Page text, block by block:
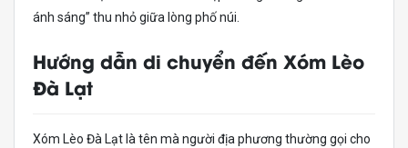
ánh sáng” thu nhỏ giữa lòng phố núi.
Hướng dẫn di chuyển đến Xóm Lèo
Đà Lạt
Xóm Lèo Đà Lạt là tên mà người địa phương thường gọi cho